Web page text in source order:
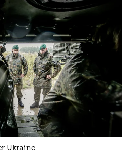
Ukraine